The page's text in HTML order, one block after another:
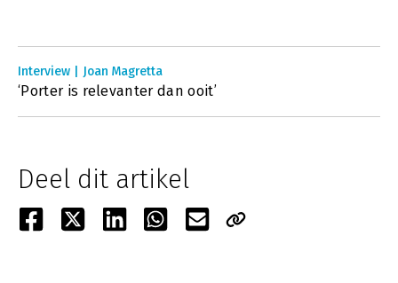
Interview | Joan Magretta
‘Porter is relevanter dan ooit’
Deel dit artikel